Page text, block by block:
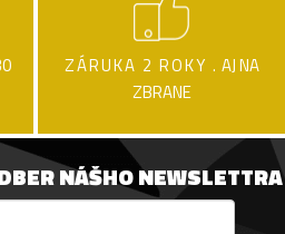
ZÁRUKA 2 ROKY . AJ NA
ZBRANE
NÁŠHO NEWSLETTRA